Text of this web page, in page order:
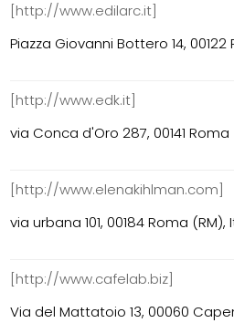
[http://www.edilarc.it]
Piazza Giovanni Bottero 14,
[http://www.edk.it]
via Conca d'Oro 287, 00141 Roma
[http://www.elenakihlman.com]
via urbana 101, 00184 Roma (RM),
[http://www.cafelab.biz]
Via del Mattatoio 13, 00060